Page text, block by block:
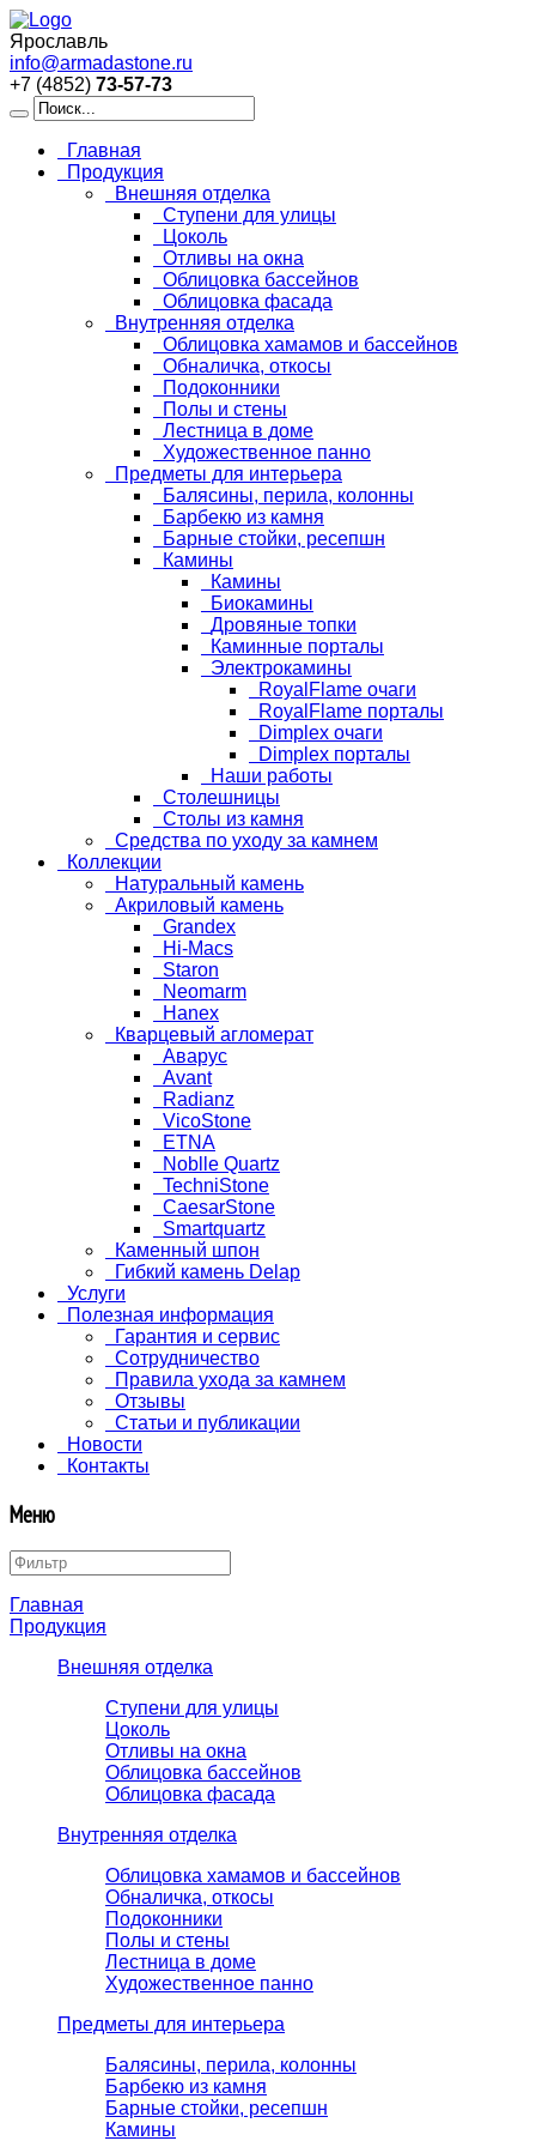
Ярославль
info@armadastone.ru
+7 (4852) 73-57-73
Главная
Продукция
Внешняя отделка
Ступени для улицы
Цоколь
Отливы на окна
Облицовка бассейнов
Облицовка фасада
Внутренняя отделка
Облицовка хамамов и бассейнов
Обналичка, откосы
Подоконники
Полы и стены
Лестница в доме
Художественное панно
Предметы для интерьера
Балясины, перила, колонны
Барбекю из камня
Барные стойки, ресепшн
Камины
Камины
Биокамины
Дровяные топки
Каминные порталы
Электрокамины
RoyalFlame очаги
RoyalFlame порталы
Dimplex очаги
Dimplex порталы
Наши работы
Столешницы
Столы из камня
Средства по уходу за камнем
Коллекции
Натуральный камень
Акриловый камень
Grandex
Hi-Macs
Staron
Neomarm
Hanex
Кварцевый агломерат
Аварус
Avant
Radianz
VicoStone
ETNA
Noblle Quartz
TechniStone
CaesarStone
Smartquartz
Каменный шпон
Гибкий камень Delap
Услуги
Полезная информация
Гарантия и сервис
Сотрудничество
Правила ухода за камнем
Отзывы
Статьи и публикации
Новости
Контакты
Меню
Главная
Продукция
Внешняя отделка
Ступени для улицы
Цоколь
Отливы на окна
Облицовка бассейнов
Облицовка фасада
Внутренняя отделка
Облицовка хамамов и бассейнов
Обналичка, откосы
Подоконники
Полы и стены
Лестница в доме
Художественное панно
Предметы для интерьера
Балясины, перила, колонны
Барбекю из камня
Барные стойки, ресепшн
Камины